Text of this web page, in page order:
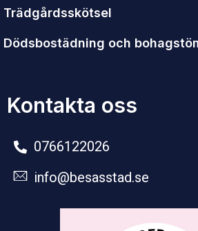
Trädgårdsskötsel
Dödsbostädning och
Kontakta oss
0766122026
info@besasstad.se